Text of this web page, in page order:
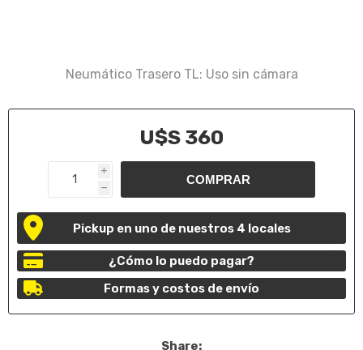
Neumático Trasero TL: Uso sin cámara
U$S 360
i
h
Pickup en uno de nuestros 4 locales
¿Cómo lo puedo pagar?
Formas y costos de envío
Share: